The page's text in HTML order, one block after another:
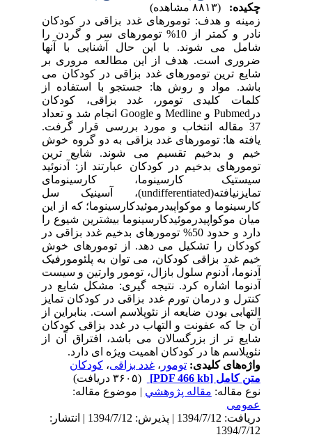
چکیده:
زمینه و هدف: تومورهای غدد بزاقی در کودکان
نادر و کمتر از 10% تومورهای سر و گردن را
شامل می شوند. با این حال آشنایی با آنها
ضروری است. هدف از این مطالعه مروری بر
شایع ترین تومورهای غدد بزاقی در کودکان می
باشد. مواد و روش ها: جستجو با استفاده از
کلمات کلیدی تومور، غدد بزاقی، کودکان
درPubmed و Medline و Google انجام شد و تعداد
37 مقاله انتخاب و مورد بررسی قرار گرفت.
یافته ها: تومورهای غدد بزاقی به دو گروه خوش
خیم و بدخیم تقسیم می شوند. شایع ترین
تومورهای بدخیم در کودکان عبارتند از: آدنوئید
سیستیک کارسینوما، کارسینومای
تمایزنیافته(undifferentiated)، آسینیک سل
کارسینوما و موکواپیدرموئیدکارسینوما؛ که از این
میان موکواپیدرموئیدکارسینوما بیشترین شیوع را
دارد و حدود 50% تومورهای بدخیم غدد بزاقی در
کودکان را تشکیل می دهد. از تومورهای خوش
خیم غدد بزاقی کودکان، می توان به پلئومورفیک
آدنوما، آدنوم سلول بازال، تومور وارتین و سیست
آدنوما اشاره کرد. نتیجه گیری: مشکل شایع در
کنترل و درمان تورم غدد بزاقی در کودکان تمایز
التهابی بودن ضایعه از نئوپلاسم است. بنابراین از
آن جا که عفونت و التهاب در غدد بزاقی کودکان
شایع تر از بزرگسالان می باشد، افتراق آن از
نئوپلاسم ها در کودکان اهمیت ویژه ای دارد.
واژه‌های کلیدی:تومور، غدد بزاقی،کودکان
متن کامل[PDF 466 kb]
نوع مقاله:مقاله پژوهشي| موضوع مقاله:
عمومى
دریافت: 1394/7/12 | پذیرش: 1394/7/12 | انتشار:
1394/7/12